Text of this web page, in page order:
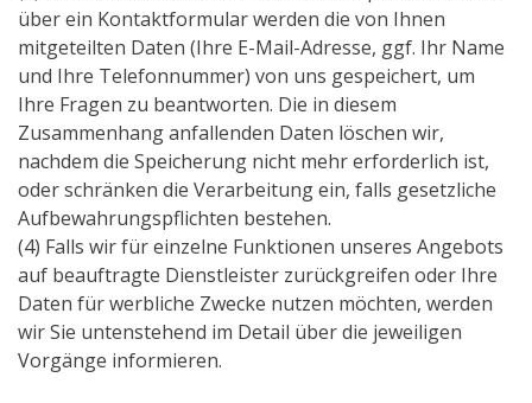
über ein Kontaktformular werden die von Ihnen
mitgeteilten Daten (Ihre E-Mail-Adresse, ggf. Ihr Name
und Ihre Telefonnummer) von uns gespeichert, um
Ihre Fragen zu beantworten. Die in diesem
Zusammenhang anfallenden Daten löschen wir,
nachdem die Speicherung nicht mehr erforderlich ist,
oder schränken die Verarbeitung ein, falls gesetzliche
Aufbewahrungspflichten bestehen.
(4) Falls wir für einzelne Funktionen unseres Angebots
auf beauftragte Dienstleister zurückgreifen oder Ihre
Daten für werbliche Zwecke nutzen möchten, werden
wir Sie untenstehend im Detail über die jeweiligen
Vorgänge informieren.